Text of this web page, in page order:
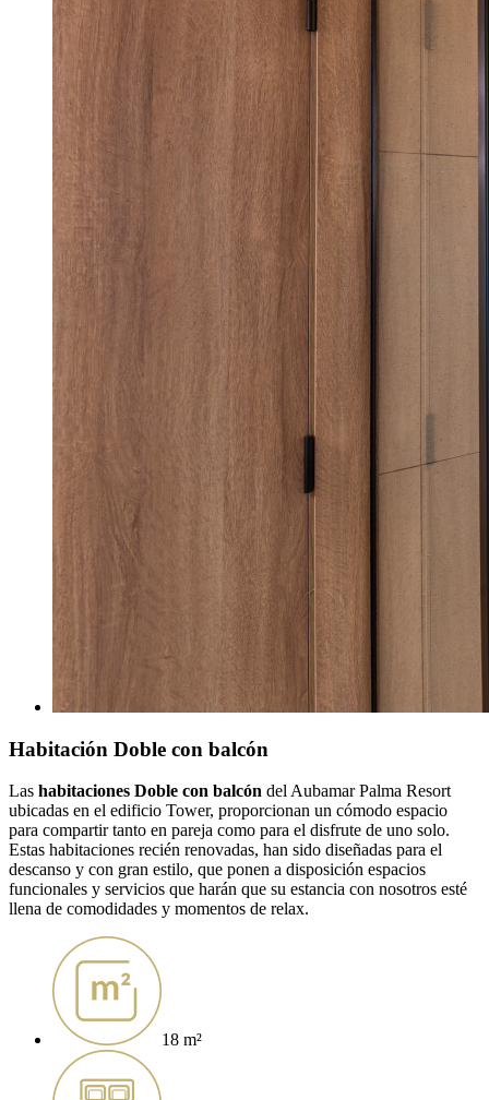
Habitación Doble con balcón
Las habitaciones Doble con balcón del Aubamar Palma Resort
ubicadas en el edificio Tower, proporcionan un cómodo espacio
para compartir tanto en pareja como para el disfrute de uno solo.
Estas habitaciones recién renovadas, han sido diseñadas para el
descanso y con gran estilo, que ponen a disposición espacios
funcionales y servicios que harán que su estancia con nosotros esté
llena de comodidades y momentos de relax.
18 m²